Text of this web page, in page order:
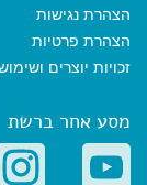
הצהרת נגישות
הצהרת פרטיות
זכויות יוצרים
מסע אחר ברשת